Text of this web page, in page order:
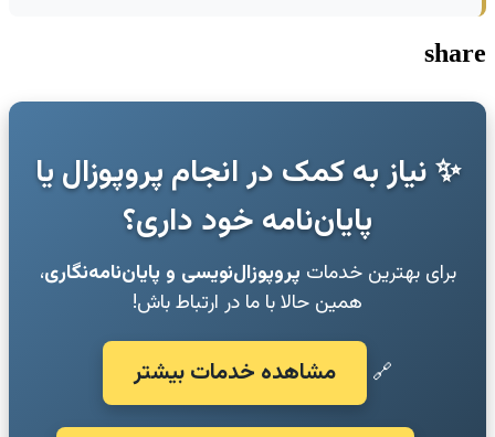
share
✨ نیاز به کمک در انجام پروپوزال یا
پایان‌نامه خود داری؟
برای بهترین خدمات پروپوزال‌نویسی و پایان‌نامه‌نگاری،
همین حالا با ما در ارتباط باش!
🔗 مشاهده خدمات بیشتر